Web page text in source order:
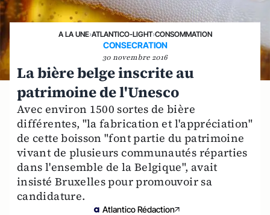
A LA UNE›ATLANTICO-LIGHT›CONSOMMATION
CONSECRATION
30 novembre 2016
La bière belge inscrite au
patrimoine de l'Unesco
Avec environ 1500 sortes de bière
différentes, "la fabrication et l'appréciation"
de cette boisson "font partie du patrimoine
vivant de plusieurs communautés réparties
dans l'ensemble de la Belgique", avait
insisté Bruxelles pour promouvoir sa
candidature.
Atlantico Rédaction